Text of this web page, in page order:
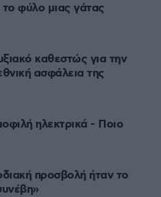
φύλο μιας γάτας
καθεστώς για την
ασφάλεια της
ηλεκτρικά - Ποιο
προσβολή ήταν το